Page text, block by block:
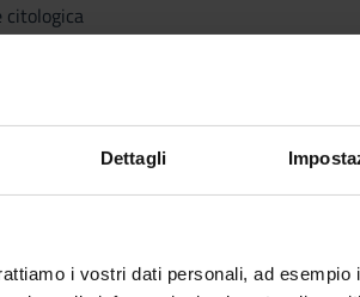
Dettagli
i vostri dati personali, ad
citologica
e di patologia molecolare
e differenziazione cellulare